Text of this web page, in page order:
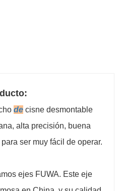
de cisne desmontable
alta precisión, buena
ser muy fácil de operar.
ejes FUWA. Este eje